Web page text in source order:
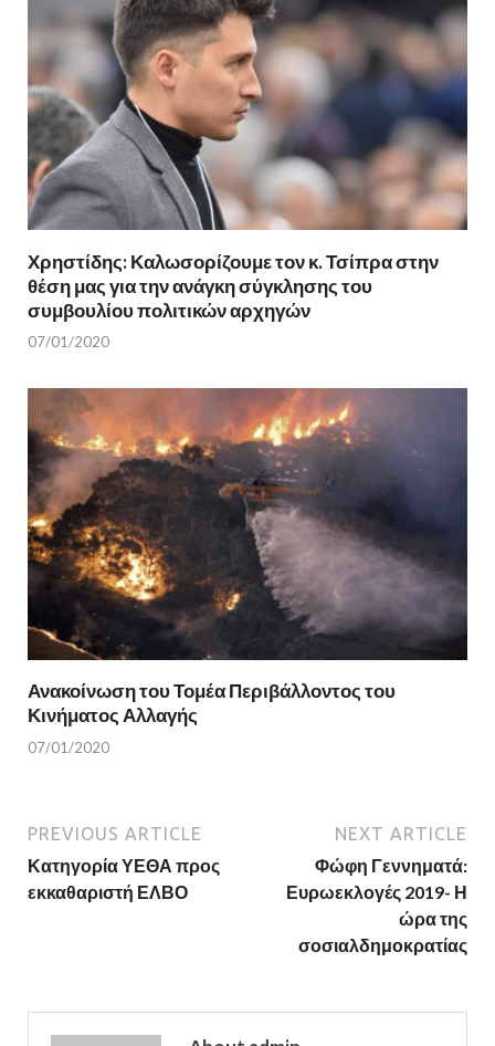
Χρηστίδης: Καλωσορίζουμε τον κ. Τσίπρα στην
θέση μας για την ανάγκη σύγκλησης του
συμβουλίου πολιτικών αρχηγών
07/01/2020
Ανακοίνωση του Τομέα Περιβάλλοντος του
Κινήματος Αλλαγής
07/01/2020
PREVIOUS ARTICLE
Κατηγορία ΥΕΘΑ προς
εκκαθαριστή ΕΛΒΟ
NEXT ARTICLE
Φώφη Γεννηματά:
Ευρωεκλογές 2019- Η
ώρα της
σοσιαλδημοκρατίας